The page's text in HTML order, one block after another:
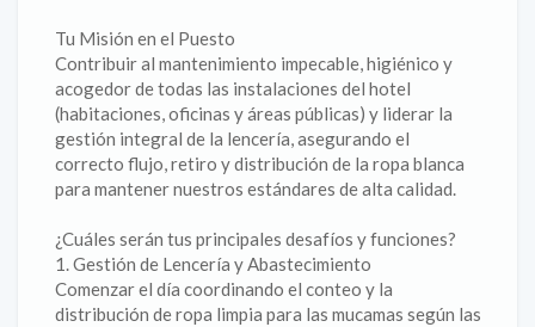
Tu Misión en el Puesto
Contribuir al mantenimiento impecable, higiénico y
acogedor de todas las instalaciones del hotel
(habitaciones, oficinas y áreas públicas) y liderar la
gestión integral de la lencería, asegurando el
correcto flujo, retiro y distribución de la ropa blanca
para mantener nuestros estándares de alta calidad.
¿Cuáles serán tus principales desafíos y funciones?
1. Gestión de Lencería y Abastecimiento
Comenzar el día coordinando el conteo y la
distribución de ropa limpia para las mucamas según las